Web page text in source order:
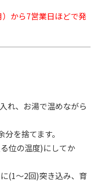
から7営業日ほどで発
れ、お湯で温めながら
を捨てます。
位の温度)にしてか
(1～2回)突き込み、育